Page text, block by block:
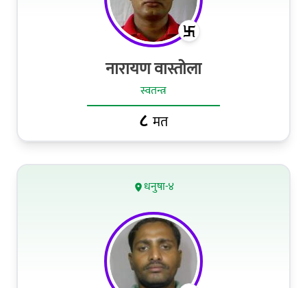
नारायण वास्तोला
स्वतन्त्र
८ मत
धनुषा-४